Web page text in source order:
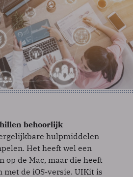
behoorlijk
hulpmiddelen
Het heeft wel een
op de Mac, maar die heeft
de iOS-versie. UIKit is